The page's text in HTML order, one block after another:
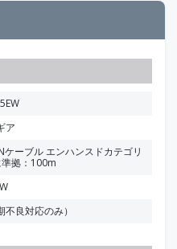
ア
ケーブル エンハンスドカテゴリ
拠：100m
不良対応のみ）